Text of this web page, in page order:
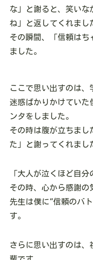
な」と謝ると、笑いな
ね」と返してくれまし
その瞬間、「信頼はち
ました。
ここで思い出すのは、
迷惑ばかりかけてい
ンタをしました。
その時は腹が立ちまし
た」と謝ってくれまし
「大人が泣くほど自
その時、心から感謝の
先生は僕に“信頼のバ
す。
さらに思い出すのは